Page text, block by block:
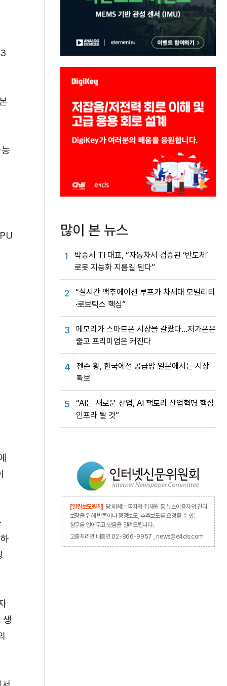
많이 본 뉴스
1
박중서 TI 대표, “자동차서 검증된 ‘반도체’
로봇 지능화 지름길 된다”
2
“실시간 액추에이션 루프가 차세대 모빌리티
·로보틱스 핵심”
3
메모리가 스마트폰 시장을 갈랐다…저가폰은
줄고 프리미엄은 커진다
4
젠슨 황, 한국에선 공급망 일본에서는 시장
확보
5
“AI는 새로운 산업, AI 팩토리 산업혁명 핵심
인프라 될 것”
[열린보도원칙] 당 매체는 독자와 취재원 등 뉴스이용자의 권리
보장을 위해 반론이나 정정보도, 추후보도를 요청할 수 있는
창구를 열어두고 있음을 알려드립니다.
고충처리인 배종인 02-866-9957 , news@e4ds.com